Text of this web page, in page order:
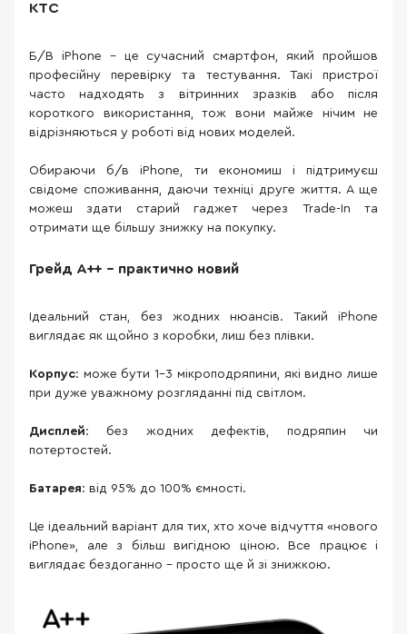
КТС
Б/В iPhone – це сучасний смартфон, який пройшов
професійну перевірку та тестування. Такі пристрої
часто надходять з вітринних зразків або після
короткого використання, тож вони майже нічим не
відрізняються у роботі від нових моделей.
Обираючи б/в iPhone, ти економиш і підтримуєш
свідоме споживання, даючи техніці друге життя. А ще
можеш здати старий гаджет через Trade-In та
отримати ще більшу знижку на покупку.
Грейд A++ – практично новий
Ідеальний стан, без жодних нюансів. Такий iPhone
виглядає як щойно з коробки, лиш без плівки.
Корпус: може бути 1–3 мікроподряпини, які видно лише
при дуже уважному розгляданні під світлом.
Дисплей: без жодних дефектів, подряпин чи
потертостей.
Батарея: від 95% до 100% ємності.
Це ідеальний варіант для тих, хто хоче відчуття «нового
iPhone», але з більш вигідною ціною. Все працює і
виглядає бездоганно – просто ще й зі знижкою.